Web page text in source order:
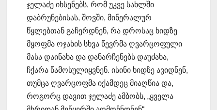
ჯელაძე იხსენებს, რომ უკვე სახლში
დაბრუნებისას, შოვში, მინერალურ
წყლებთან გაჩერდნენ, რა დროსაც ხიდზე
მყოფმა ოჯახის სხვა წევრმა ღვარცოფული
მასა დაინახა და დანარჩენებს დაუძახა,
ჩქარა წამოსულიყვნენ. ისინი ხიდზე ავიდნენ,
თუმცა ღვარცოფმა იქამდეც მიაღწია და,
როგორც დავით ჯელაძე ამბობს, „ყველა